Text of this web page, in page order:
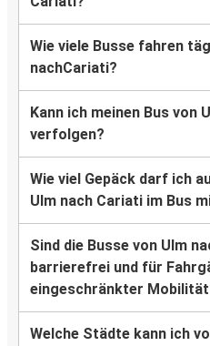
Wie viele Busse fahren
nachCariati?
Kann ich meinen Bus von
verfolgen?
Wie viel Gepäck darf ich
Ulm nach Cariati im Bus
Sind die Busse von Ulm
barrierefrei und für
eingeschränkter
Welche Städte kann ich